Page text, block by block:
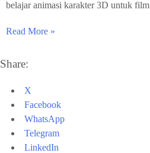
belajar animasi karakter 3D untuk film
Read More »
Share:
X
Facebook
WhatsApp
Telegram
LinkedIn